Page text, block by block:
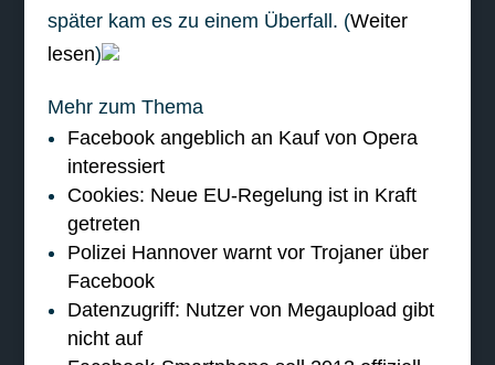
später kam es zu einem Überfall. (Weiter
lesen)
Mehr zum Thema
Facebook angeblich an Kauf von Opera
interessiert
Cookies: Neue EU-Regelung ist in Kraft
getreten
Polizei Hannover warnt vor Trojaner über
Facebook
Datenzugriff: Nutzer von Megaupload gibt
nicht auf